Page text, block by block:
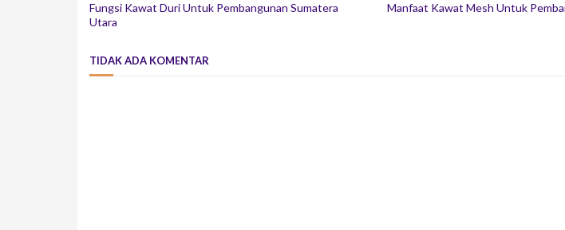
Manfaat Kawat Mesh Untuk
Fungsi Kawat Duri Untuk Pembangunan Sumatera
Utara
TIDAK ADA KOMENTAR